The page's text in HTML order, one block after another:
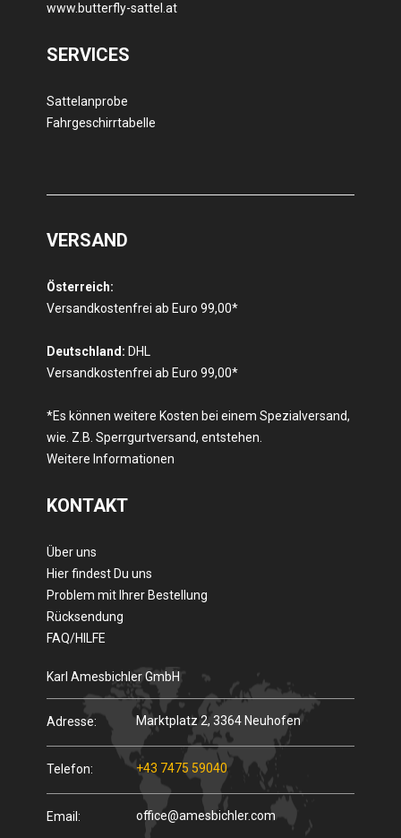
www.butterfly-sattel.at
SERVICES
Sattelanprobe
Fahrgeschirrtabelle
VERSAND
Österreich:
Versandkostenfrei ab Euro 99,00*
Deutschland: DHL
Versandkostenfrei ab Euro 99,00*
*Es können weitere Kosten bei einem Spezialversand,
wie. Z.B. Sperrgurtversand, entstehen.
Weitere Informationen
KONTAKT
Über uns
Hier findest Du uns
Problem mit Ihrer Bestellung
Rücksendung
FAQ/HILFE
Karl Amesbichler GmbH
Adresse: Marktplatz 2, 3364 Neuhofen
Telefon: +43 7475 59040
Email: office@amesbichler.com